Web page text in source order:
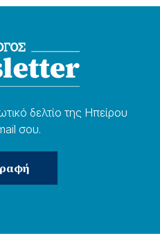
δελτίο της Ηπείρου
σου.